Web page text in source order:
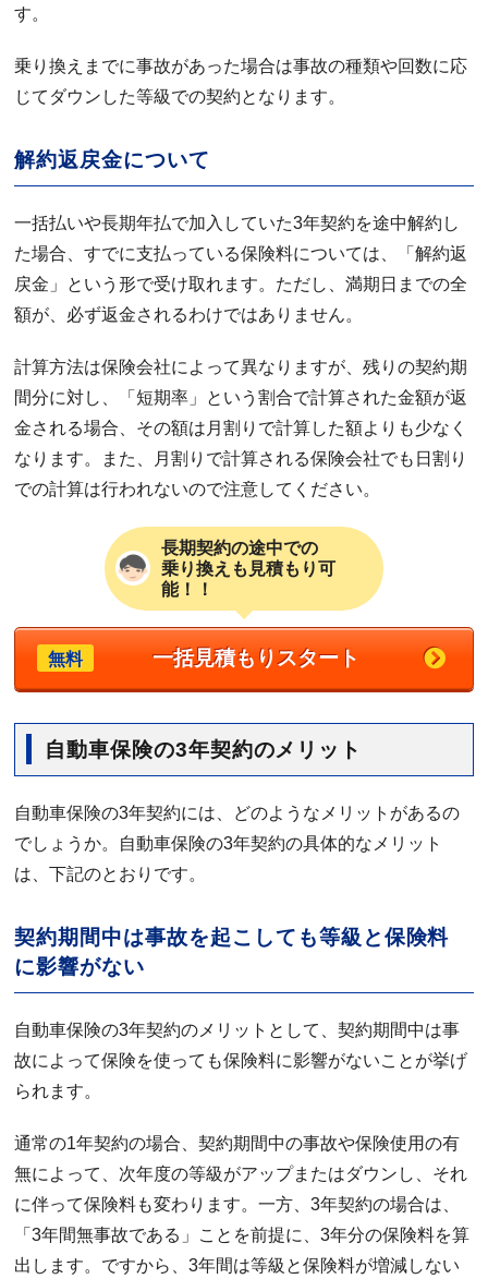
す。
乗り換えまでに事故があった場合は事故の種類や回数に応
じてダウンした等級での契約となります。
解約返戻金について
一括払いや長期年払で加入していた3年契約を途中解約し
た場合、すでに支払っている保険料については、「解約返
戻金」という形で受け取れます。ただし、満期日までの全
額が、必ず返金されるわけではありません。
計算方法は保険会社によって異なりますが、残りの契約期
間分に対し、「短期率」という割合で計算された金額が返
金される場合、その額は月割りで計算した額よりも少なく
なります。また、月割りで計算される保険会社でも日割り
での計算は行われないので注意してください。
長期契約の途中での
乗り換えも見積もり可
能！！
無料 一括見積もりスタート
自動車保険の3年契約のメリット
自動車保険の3年契約には、どのようなメリットがあるの
でしょうか。自動車保険の3年契約の具体的なメリット
は、下記のとおりです。
契約期間中は事故を起こしても等級と保険料
に影響がない
自動車保険の3年契約のメリットとして、契約期間中は事
故によって保険を使っても保険料に影響がないことが挙げ
られます。
通常の1年契約の場合、契約期間中の事故や保険使用の有
無によって、次年度の等級がアップまたはダウンし、それ
に伴って保険料も変わります。一方、3年契約の場合は、
「3年間無事故である」ことを前提に、3年分の保険料を算
出します。ですから、3年間は等級と保険料が増減しない